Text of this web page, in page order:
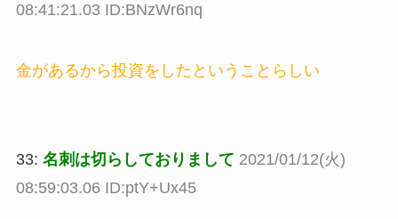
08:41:21.03 ID:BNzWr6nq
金があるから投資をしたということらしい
33: 名刺は切らしておりまして 2021/01/12(火)
08:59:03.06 ID:ptY+Ux45